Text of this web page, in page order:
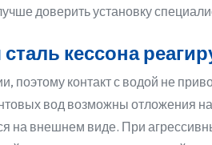
доверить установку
кессона
поэтому контакт с водой не
вод возможны отложения
на внешнем виде. При